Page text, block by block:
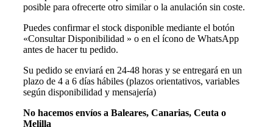
posible para ofrecerte otro similar o la anulación sin coste.
Puedes confirmar el stock disponible mediante el botón
«Consultar Disponibilidad » o en el ícono de WhatsApp
antes de hacer tu pedido.
Su pedido se enviará en 24-48 horas y se entregará en un
plazo de 4 a 6 días hábiles (plazos orientativos, variables
según disponibilidad y mensajería)
No hacemos envíos a Baleares, Canarias, Ceuta o
Melilla